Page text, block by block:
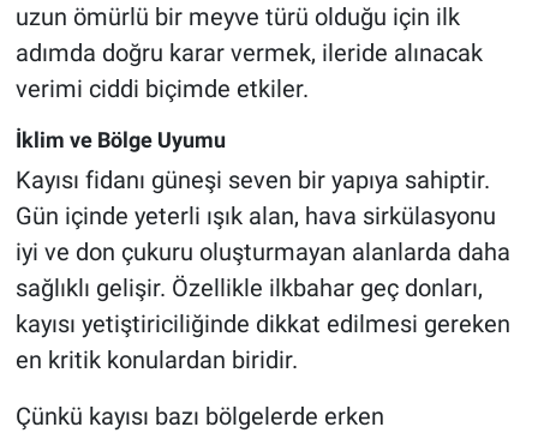
uzun ömürlü bir meyve türü olduğu için ilk
adımda doğru karar vermek, ileride alınacak
verimi ciddi biçimde etkiler.
İklim ve Bölge Uyumu
Kayısı fidanı güneşi seven bir yapıya sahiptir.
Gün içinde yeterli ışık alan, hava sirkülasyonu
iyi ve don çukuru oluşturmayan alanlarda daha
sağlıklı gelişir. Özellikle ilkbahar geç donları,
kayısı yetiştiriciliğinde dikkat edilmesi gereken
en kritik konulardan biridir.
Çünkü kayısı bazı bölgelerde erken